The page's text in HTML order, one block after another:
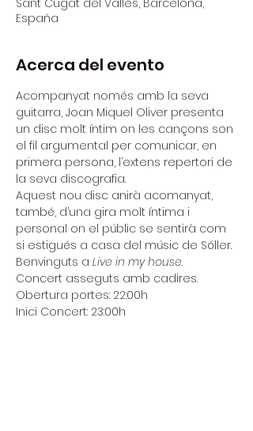
Sant Cugat del Vallès, Barcelona,
España
Acerca del evento
Acompanyat només amb la seva
guitarra, Joan Miquel Oliver presenta
un disc molt íntim on les cançons son
el fil argumental per comunicar, en
primera persona, l’extens repertori de
la seva discografia.
Aquest nou disc anirà acomanyat,
també, d’una gira molt íntima i
personal on el públic se sentirà com
si estigués a casa del músic de Sóller.
Benvinguts a Live in my house.
Concert asseguts amb cadires.
Obertura portes: 22:00h
Inici Concert: 23:00h